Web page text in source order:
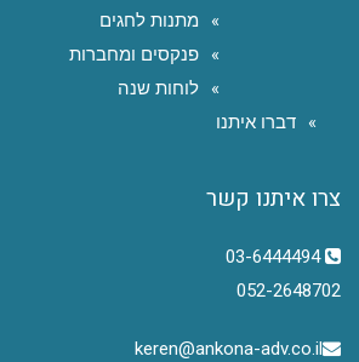
מתנות לחגים
פנקסים ומחברות
לוחות שנה
דברו איתנו
צרו איתנו קשר
03-6444494
052-2648702
keren@ankona-adv.co.il